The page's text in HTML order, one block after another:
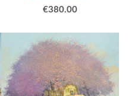
€380.00